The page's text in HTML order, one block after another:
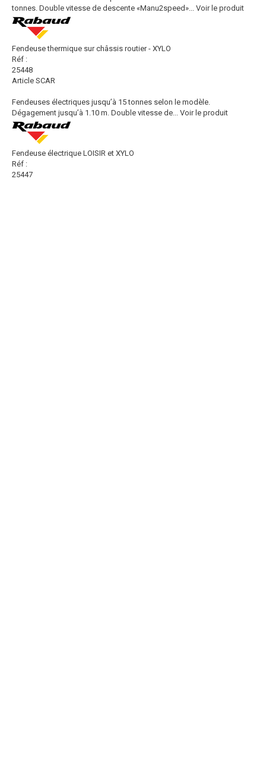
tonnes. Double vitesse de descente «Manu2speed»... Voir le produit
Fendeuse thermique sur châssis routier - XYLO
Réf :
25448
Article SCAR
Fendeuses électriques jusqu’à 15 tonnes selon le modèle.
Dégagement jusqu’à 1.10 m. Double vitesse de... Voir le produit
Fendeuse électrique LOISIR et XYLO
Réf :
25447